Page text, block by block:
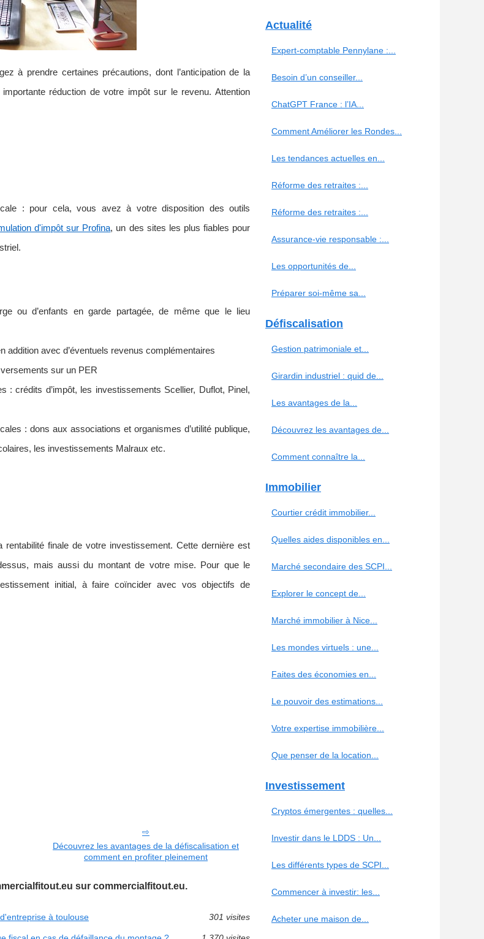
à prendre certaines précautions, dont l’anticipation de la
réduction de votre impôt sur le revenu. Attention
: pour cela, vous avez à votre disposition des outils
d'impôt sur Profina, un des sites les plus fiables pour
ou d’enfants en garde partagée, de même que le lieu
addition avec d’éventuels revenus complémentaires
sur un PER
: crédits d’impôt, les investissements Scellier, Duflot, Pinel,
: dons aux associations et organismes d’utilité publique,
les investissements Malraux etc.
finale de votre investissement. Cette dernière est
mais aussi du montant de votre mise. Pour que le
initial, à faire coïncider avec vos objectifs de
Découvrez les avantages de la défiscalisation et
comment en profiter pleinement
sur commercialfitout.eu.
à toulouse 301 visites
Actualité
Expert-comptable Pennylane :...
Besoin d’un conseiller...
ChatGPT France : l’IA...
Comment Améliorer les Rondes...
Les tendances actuelles en...
Réforme des retraites :...
Réforme des retraites :...
Assurance-vie responsable :...
Les opportunités de...
Préparer soi-même sa...
Défiscalisation
Gestion patrimoniale et...
Girardin industriel : quid de...
Les avantages de la...
Découvrez les avantages de...
Comment connaître la...
Immobilier
Courtier crédit immobilier...
Quelles aides disponibles en...
Marché secondaire des SCPI...
Explorer le concept de...
Marché immobilier à Nice...
Les mondes virtuels : une...
Faites des économies en...
Le pouvoir des estimations...
Votre expertise immobilière...
Que penser de la location...
Investissement
Cryptos émergentes : quelles...
Investir dans le LDDS : Un...
Les différents types de SCPI...
Commencer à investir: les...
Acheter une maison de...